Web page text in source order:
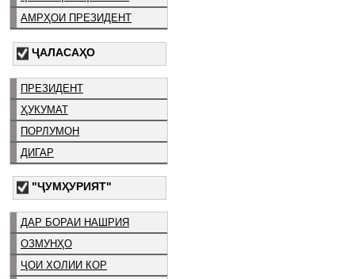
АМРҲОИ ПРЕЗИДЕНТ
ҶАЛАСАҲО
ПРЕЗИДЕНТ
ҲУКУМАТ
ПОРЛУМОН
ДИГАР
"ҶУМҲУРИЯТ"
ДАР БОРАИ НАШРИЯ
ОЗМУНҲО
ҶОИ ХОЛИИ КОР